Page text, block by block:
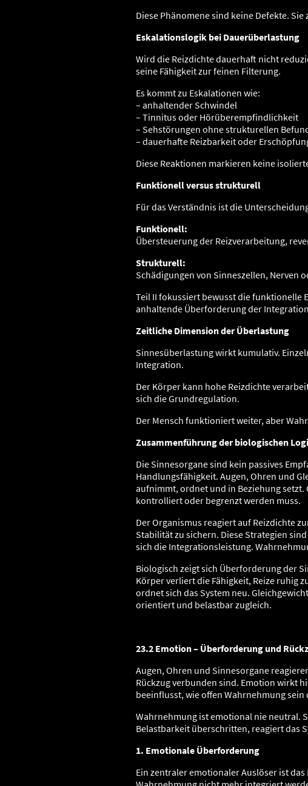
Diese Phänomene sind keine Defekte.
Eskalationslogik bei Dauerüberlastung
Wird die Reizdichte dauerhaft nicht
seine Fähigkeit zur feinen Filterung.
Es kommt zu Eskalationen wie:
– anhaltender Schwindel
– Tinnitus oder Hörüberempfindlichkeit
– Sehstörungen ohne strukturellen
– dauerhafte Reizbarkeit oder
Diese Reaktionen markieren keine
Funktionell versus strukturell
Für das Verständnis ist die
Funktionell:
Übersteuerung der Reizverarbeitung,
Strukturell:
Schädigungen von Sinneszellen, Nerven
Teil II fokussiert bewusst die funktionelle
anhaltende Überforderung der
Zeitliche Dimension der Überlastung
Sinnesüberlastung wirkt kumulativ.
Integration.
Der Körper kann hohe Reizdichte
sich die Grundregulation.
Der Mensch funktioniert weiter, aber
Zusammenführung der biologischen
Die Sinnesorgane sind kein passives
Handlungsfähigkeit. Augen, Ohren und
aufnimmt, ordnet und in Beziehung
kontrolliert oder begrenzt werden muss.
Der Organismus reagiert auf Reizdichte
Stabilität zu sichern. Diese Strategien
sich die Integrationsleistung.
Biologisch zeigt sich Überforderung der
Körper verliert die Fähigkeit, Reize ruhig
ordnet sich das System neu.
orientiert und belastbar zugleich.
23.2 Emotion – Überforderung und
Augen, Ohren und Sinnesorgane
Rückzug verbunden sind. Emotion wirkt
beeinflusst, wie offen Wahrnehmung
Wahrnehmung ist emotional nie neutral.
Belastbarkeit überschritten, reagiert das
1. Emotionale Überforderung
Ein zentraler emotionaler Auslöser ist